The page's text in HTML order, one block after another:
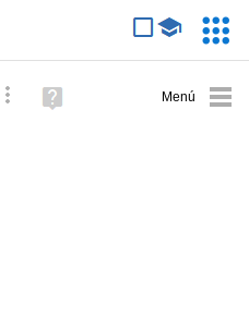
Búsqueda avanzada
Ayuda
(en